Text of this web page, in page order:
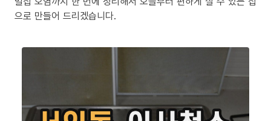
으로 만들어 드리겠습니다.